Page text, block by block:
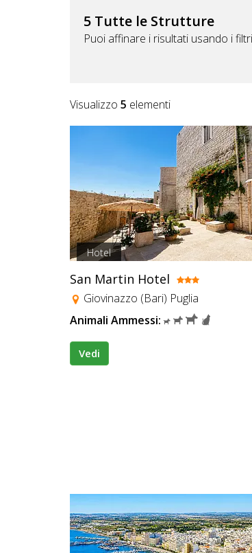
CHIEDI
CODICE
SCONTO
Video
Tutorial
Registrati
5 Tutte le Strutture
Puoi affinare i risultati usando i filtri
Visualizzo 5 elementi
Hotel
San Martin Hotel
Giovinazzo (Bari) Puglia
Animali Ammessi:
Vedi